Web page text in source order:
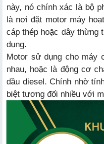
này, nó chính xác là bộ
là nơi đặt motor máy
cáp thép hoặc dây thừng
dụng.
Motor sử dụng cho máy
nhau, hoặc là động cơ
dầu diesel. Chính nhờ
biệt tương đối nhiều với